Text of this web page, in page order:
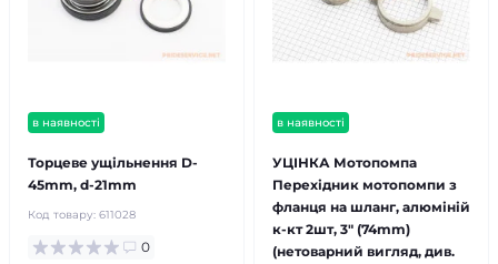
в наявності
Торцеве ущільнення D-
45mm, d-21mm
Код товару: 611028
0
в наявності
УЦІНКА Мотопомпа
Перехідник мотопомпи з
фланця на шланг, алюміній
к-кт 2шт, 3" (74mm)
(нетоварний вигляд, див.